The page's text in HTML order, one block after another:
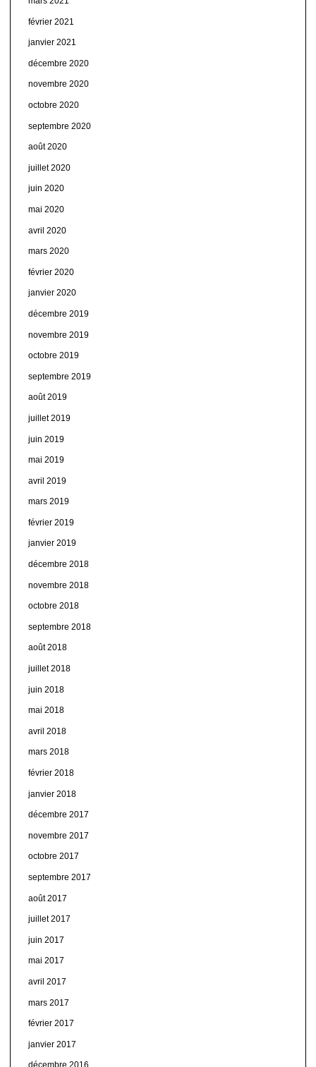
février 2021
janvier 2021
décembre 2020
novembre 2020
octobre 2020
septembre 2020
août 2020
juillet 2020
juin 2020
mai 2020
avril 2020
mars 2020
février 2020
janvier 2020
décembre 2019
novembre 2019
octobre 2019
septembre 2019
août 2019
juillet 2019
juin 2019
mai 2019
avril 2019
mars 2019
février 2019
janvier 2019
décembre 2018
novembre 2018
octobre 2018
septembre 2018
août 2018
juillet 2018
juin 2018
mai 2018
avril 2018
mars 2018
février 2018
janvier 2018
décembre 2017
novembre 2017
octobre 2017
septembre 2017
août 2017
juillet 2017
juin 2017
mai 2017
avril 2017
mars 2017
février 2017
janvier 2017